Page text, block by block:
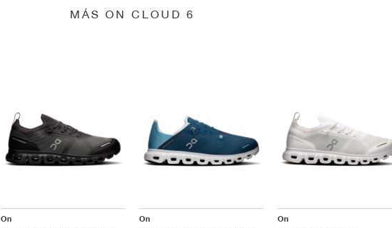
MÁS ON CLOUD 6
On On On